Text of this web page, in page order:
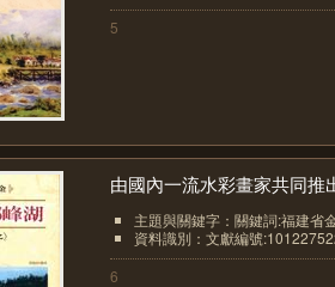
5
由國內一流水彩畫家共同推
主題與關鍵字：關鍵詞:福建省
資料識別：文獻編號
6